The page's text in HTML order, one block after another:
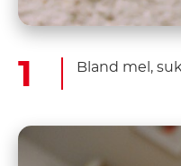
Bland mel,